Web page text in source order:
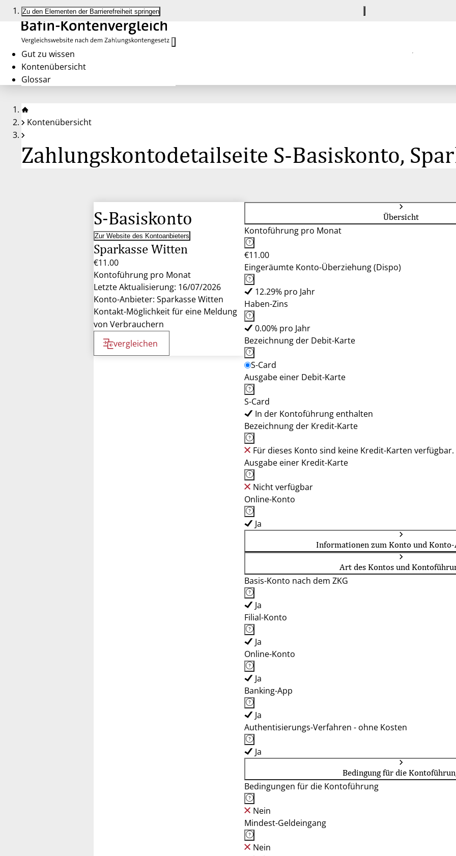
Zu den Elementen der Barrierefreiheit springen
Gut zu wissen
Kontenübersicht
Glossar
Kontenübersicht
Zahlungskontodetailseite S-Basiskonto,
S-Basiskonto
Zur Website des Kontoanbieters
Sparkasse Witten
€11.00
Kontoführung pro Monat
Letzte Aktualisierung: 16/07/2026
Konto-Anbieter: Sparkasse Witten
Kontakt-Möglichkeit für eine Meldung
von Verbrauchern
vergleichen
Übersicht
Kontoführung pro Monat
€11.00
Eingeräumte Konto-Überziehung (Dispo)
12.29% pro Jahr
Haben-Zins
0.00% pro Jahr
Bezeichnung der Debit-Karte
S-Card
Ausgabe einer Debit-Karte
S-Card
In der Kontoführung enthalten
Bezeichnung der Kredit-Karte
Für dieses Konto sind keine Kredit-Karten verfügbar.
Ausgabe einer Kredit-Karte
Nicht verfügbar
Online-Konto
Ja
Informationen zum Konto und
Art des Kontos und
Basis-Konto nach dem ZKG
Ja
Filial-Konto
Ja
Online-Konto
Ja
Banking-App
Ja
Authentisierungs-Verfahren - ohne Kosten
Ja
Bedingung für die
Bedingungen für die Kontoführung
Nein
Mindest-Geldeingang
Nein